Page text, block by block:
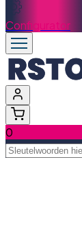
Configurator
0